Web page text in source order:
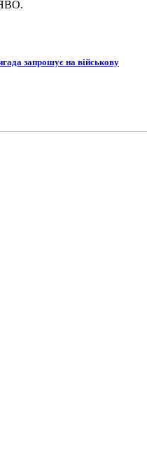
запрошує на військову